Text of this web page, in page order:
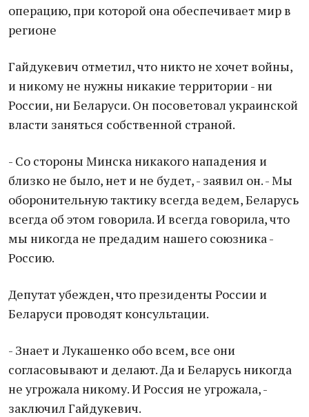
операцию, при которой она обеспечивает мир в
регионе
Гайдукевич отметил, что никто не хочет войны,
и никому не нужны никакие территории - ни
России, ни Беларуси. Он посоветовал украинской
власти заняться собственной страной.
- Со стороны Минска никакого нападения и
близко не было, нет и не будет, - заявил он. - Мы
оборонительную тактику всегда ведем, Беларусь
всегда об этом говорила. И всегда говорила, что
мы никогда не предадим нашего союзника -
Россию.
Депутат убежден, что президенты России и
Беларуси проводят консультации.
- Знает и Лукашенко обо всем, все они
согласовывают и делают. Да и Беларусь никогда
не угрожала никому. И Россия не угрожала, -
заключил Гайдукевич.